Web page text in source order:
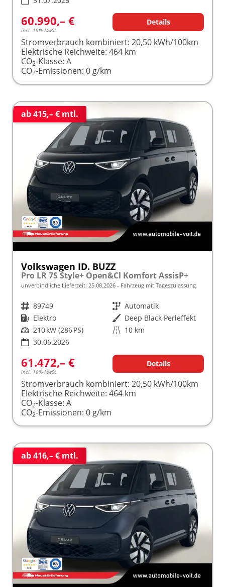
60.990,– €
incl. 19% MwSt.
Details
Stromverbrauch kombiniert: 20,50 kWh/100km
Elektrische Reichweite: 464 km
CO2-Klasse: A
CO2-Emissionen: 0 g/km
ab 415,– € mtl.
Volkswagen ID. BUZZ
Pro LR 7S Style+ Open&Cl Komfort AssisP+
unverbindliche Lieferzeit: 25.08.2026 Fahrzeug mit Tageszulassung
Fahrzeugnr. 89749 Getriebe Automatik
Kraftstoff Elektro Außenfarbe Deep Black Perleffekt
Leistung 210 kW (286 PS) Kilometerstand 10 km
30.06.2026
61.472,– €
incl. 19% MwSt.
Details
Stromverbrauch kombiniert: 20,50 kWh/100km
Elektrische Reichweite: 464 km
CO2-Klasse: A
CO2-Emissionen: 0 g/km
ab 416,– € mtl.